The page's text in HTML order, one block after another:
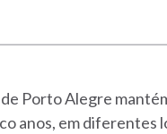
Porto Alegre
anos, em